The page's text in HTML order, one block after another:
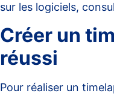
sur les logiciels,
Créer un
réussi
Pour réaliser un